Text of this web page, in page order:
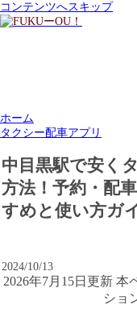
コンテンツへスキップ
ホーム
タクシー配車アプリ
中目黒駅で安く
方法！予約・配
すめと使い方ガ
2024/10/13
2026年7月15日更新 本
ショ